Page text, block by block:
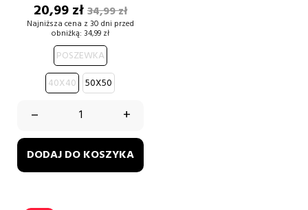
Cena
20,99 złCena
podstawowa
34,99 zł
Najniższa cena z 30 dni przed
obniżką: 34,99 zł
POSZEWKA
40X40
50X50
– +
DODAJ DO KOSZYKA